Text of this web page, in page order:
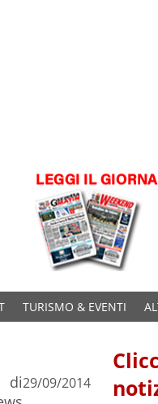
TURISMO & EVENTI
di29/09/2014